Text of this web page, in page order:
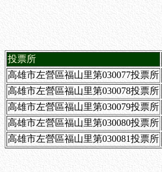
投票所
高雄市左營區福山里第030077投票所
高雄市左營區福山里第030078投票所
高雄市左營區福山里第030079投票所
高雄市左營區福山里第030080投票所
高雄市左營區福山里第030081投票所